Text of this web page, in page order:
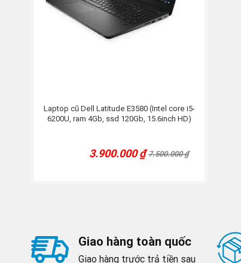
Laptop cũ Dell Latitude E3580 (Intel core i5-
6200U, ram 4Gb, ssd 120Gb, 15.6inch HD)
7.500.000₫
Original
3.900.000₫
Current
Giao hàng toàn quốc
Giao hàng trước trả tiền sau